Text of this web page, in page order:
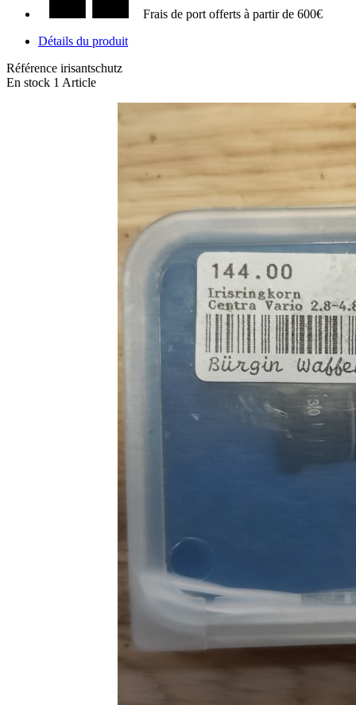
Frais de port offerts à partir de 600€
Détails du produit
Référence irisantschutz
En stock 1 Article